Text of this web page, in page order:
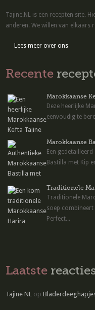
Tajine.NL is een recepten site.
anderen. We willen van elkaars
Lees meer over ons
Recente
Marokkaanse
Deze heerlijke
eenvoudig te
Marokkaanse
Een
Bastilla met Kip
Traditionele
Traditionele
soep combineert
Perfect...
Laatste
Tajine NL op